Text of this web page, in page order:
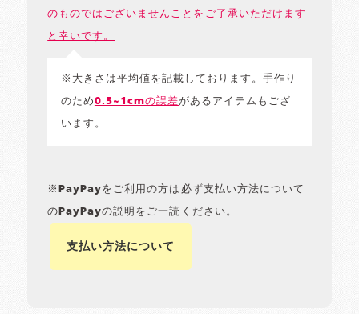
のものではございませんことをご了承いただけます
と幸いです。
※大きさは平均値を記載しております。手作り
のため0.5~1cmの誤差があるアイテムもござ
います。
※PayPayをご利用の方は必ず支払い方法について
のPayPayの説明をご一読ください。
支払い方法について